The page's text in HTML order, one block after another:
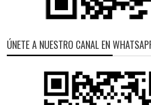
ÚNETE A NUESTRO CANAL EN